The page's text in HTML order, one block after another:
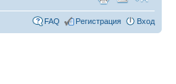
FAQ Регистрация Вход